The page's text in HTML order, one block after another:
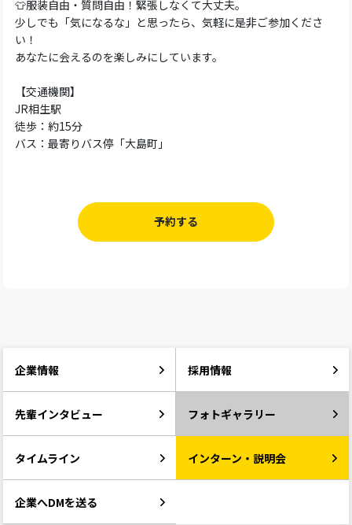
👕服装自由・質問自由！緊張しなくて大丈夫。
少しでも「気になるな」と思ったら、気軽に是非ご参加くださ
い！
あなたに会えるのを楽しみにしています。
【交通機関】
JR相生駅
徒歩：約15分
バス：最寄りバス停「大島町」
予約する
企業情報 採用情報
先輩インタビュー フォトギャラリー
タイムライン インターン・説明会
企業へDMを送る